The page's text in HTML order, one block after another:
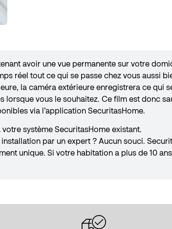
avoir une vue permanente sur votre
réel tout ce qui se passe chez vous aussi
la caméra extérieure enregistrera ce qui
lorsque vous le souhaitez. Ce film est donc
via l’application SecuritasHome.
système SecuritasHome existant.
par un expert ? Aucun souci.
unique. Si votre habitation a plus de 10